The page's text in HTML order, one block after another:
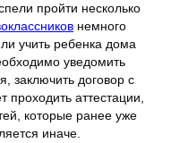
пройти несколько
немного
учить ребенка дома
уведомить
заключить договор с
проходить аттестации,
которые ранее уже
иначе.